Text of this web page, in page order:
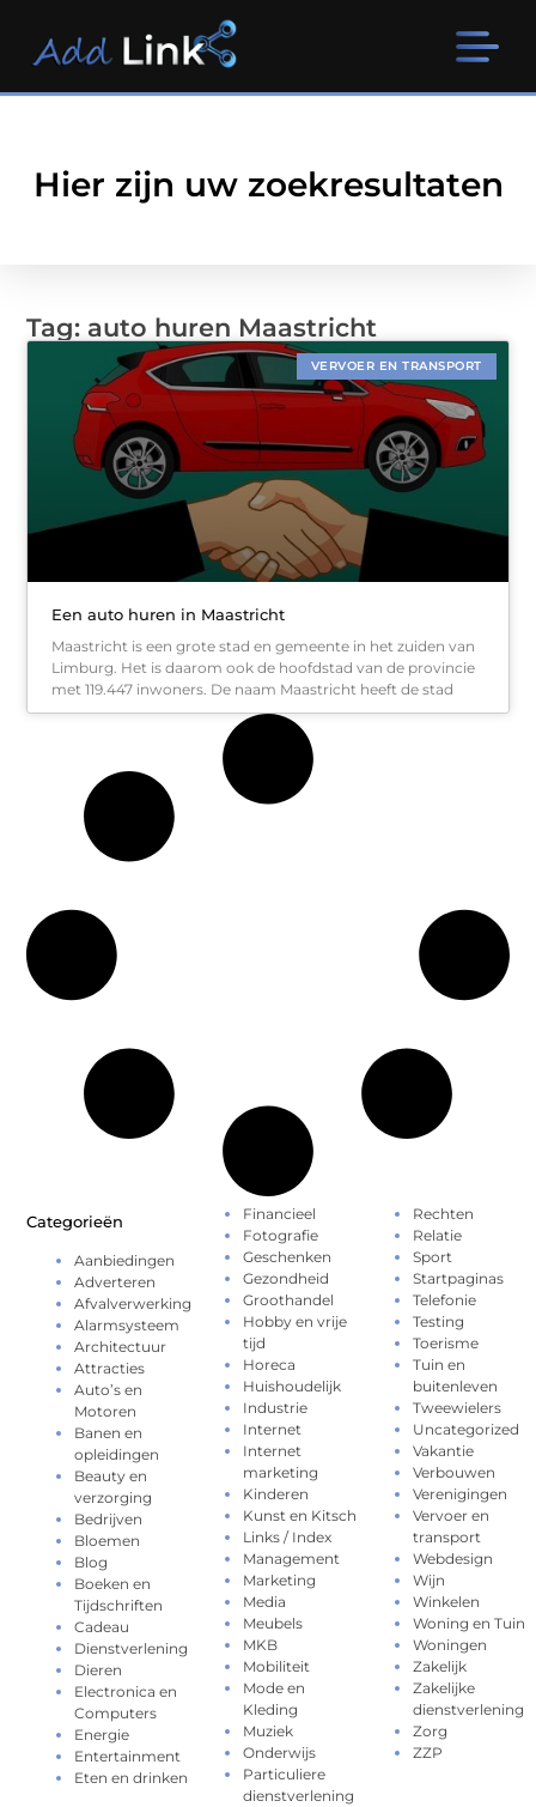
Hier zijn uw zoekresultaten
Tag: auto huren Maastricht
VERVOER EN TRANSPORT
Een auto huren in Maastricht
Maastricht is een grote stad en gemeente in het zuiden van
Limburg. Het is daarom ook de hoofdstad van de provincie
met 119.447 inwoners. De naam Maastricht heeft de stad
Categorieën
Aanbiedingen
Adverteren
Afvalverwerking
Alarmsysteem
Architectuur
Attracties
Auto’s en
Motoren
Banen en
opleidingen
Beauty en
verzorging
Bedrijven
Bloemen
Blog
Boeken en
Tijdschriften
Cadeau
Dienstverlening
Dieren
Electronica en
Computers
Energie
Entertainment
Eten en drinken
Financieel
Fotografie
Geschenken
Gezondheid
Groothandel
Hobby en vrije
tijd
Horeca
Huishoudelijk
Industrie
Internet
Internet
marketing
Kinderen
Kunst en Kitsch
Links / Index
Management
Marketing
Media
Meubels
MKB
Mobiliteit
Mode en
Kleding
Muziek
Onderwijs
Particuliere
dienstverlening
Rechten
Relatie
Sport
Startpaginas
Telefonie
Testing
Toerisme
Tuin en
buitenleven
Tweewielers
Uncategorized
Vakantie
Verbouwen
Verenigingen
Vervoer en
transport
Webdesign
Wijn
Winkelen
Woning en Tuin
Woningen
Zakelijk
Zakelijke
dienstverlening
Zorg
ZZP